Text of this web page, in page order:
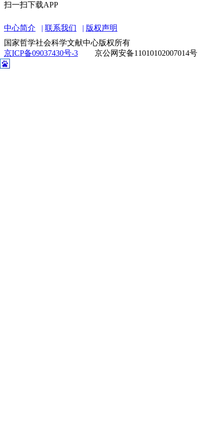
扫一扫下载APP
中心简介 联系我们
版权声明
国家哲学社会科学文献中心版权所有
京ICP备09037430号-3
京公网安备11010102007014号